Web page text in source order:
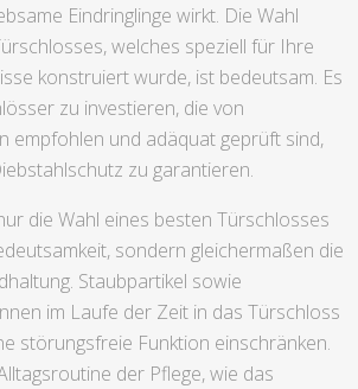
Eindringlinge wirkt. Die Wahl
welches speziell für Ihre
konstruiert wurde, ist bedeutsam. Es
zu investieren, die von
empfohlen und adäquat geprüft sind,
zu garantieren.
die Wahl eines besten Türschlosses
sondern gleichermaßen die
Staubpartikel sowie
im Laufe der Zeit in das Türschloss
störungsfreie Funktion einschränken.
der Pflege, wie das